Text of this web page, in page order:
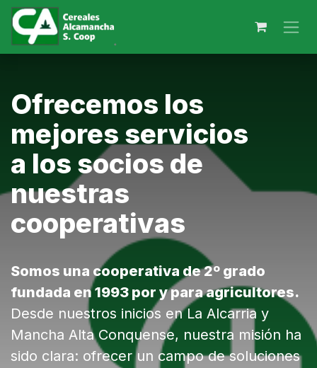
Ir al contenido
Ofrecemos los
mejores servicios
a los socios de
nuestras
cooperativas
Somos una cooperativa de 2º grado
fundada en 1993 por y para agricultores.
Desde nuestros inicios en La Alcarria y
Mancha Alta Conquense, nuestra misión ha
sido clara: ofrecer un campo de soluciones